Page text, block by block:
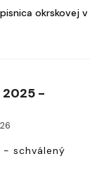
okrskovej v
2025 -
- schválený